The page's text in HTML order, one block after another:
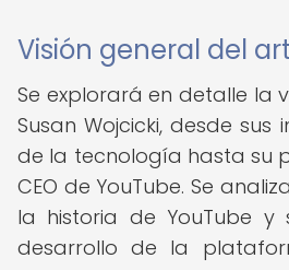
Visión general del
Se explorará en detalle la
Susan Wojcicki, desde sus
de la tecnología hasta su
CEO de YouTube. Se
la historia de YouTube y
desarrollo de la